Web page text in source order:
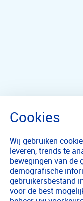
Wij gebruiken
leveren, trends te
bewegingen van de
demografische
gebruikersbestand
voor de best